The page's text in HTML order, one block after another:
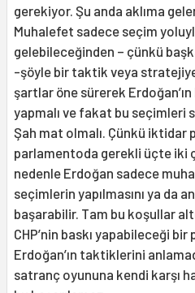
gerekiyor. Şu anda aklıma
Muhalefet sadece seçim
gelebileceğinden – çünkü
-şöyle bir taktik veya
şartlar öne sürerek
yapmalı ve fakat bu seçimleri
Şah mat olmalı. Çünkü iktidar
parlamentoda gerekli üçte iki
nedenle Erdoğan sadece
seçimlerin yapılmasını ya da
başarabilir. Tam bu koşullar
CHP’nin baskı yapabileceği
Erdoğan’ın taktiklerini
satranç oyununa kendi karşı